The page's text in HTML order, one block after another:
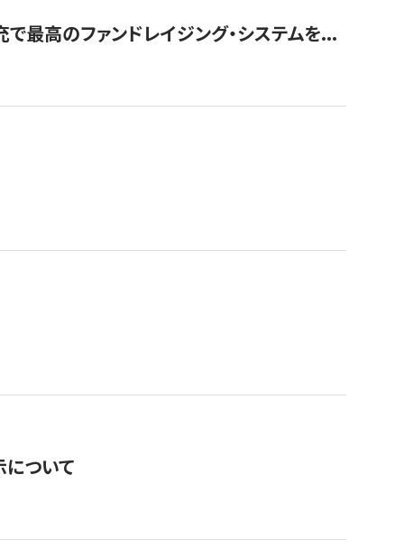
最高のファンドレイジング・システムを...
ついて